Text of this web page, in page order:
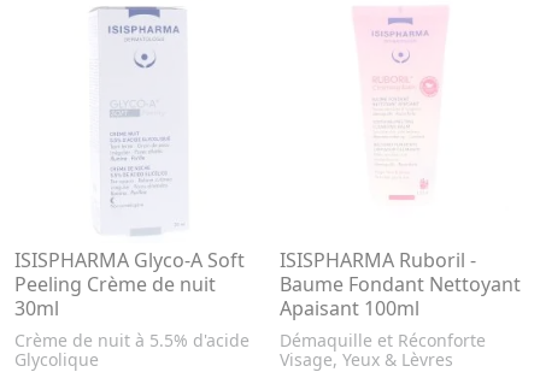
ISISPHARMA Glyco-A Soft
Peeling Crème de nuit
30ml
Crème de nuit à 5.5% d'acide
Glycolique
ISISPHARMA Ruboril -
Baume Fondant Nettoyant
Apaisant 100ml
Démaquille et Réconforte
Visage, Yeux & Lèvres